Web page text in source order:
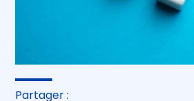
Partager :